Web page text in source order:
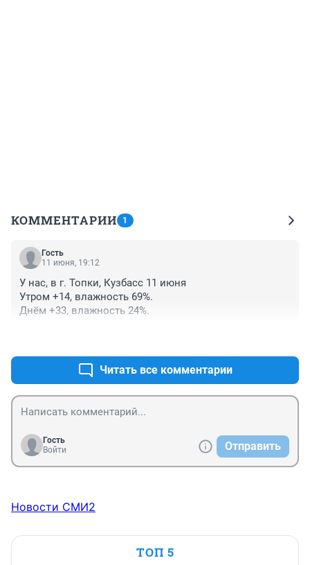
КОММЕНТАРИИ 1
Гость
11 июня, 19:12
У нас, в г. Топки, Кузбасс 11 июня
Утром +14, влажность 69%.
Днём +33, влажность 24%.
Читать все комментарии
Гость
Войти
Отправить
Новости СМИ2
ТОП 5